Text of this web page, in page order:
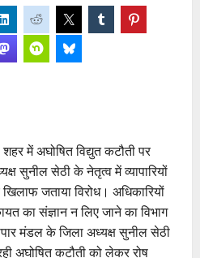
में अघोषित विद्युत कटौती पर
सुनील सेठी के नेतृत्व में व्यापारियों
जताया विरोध। अधिकारियों
का संज्ञान न लिए जाने का विभाग
मंडल के जिला अध्यक्ष सुनील सेठी
अघोषित कटौती को लेकर रोष